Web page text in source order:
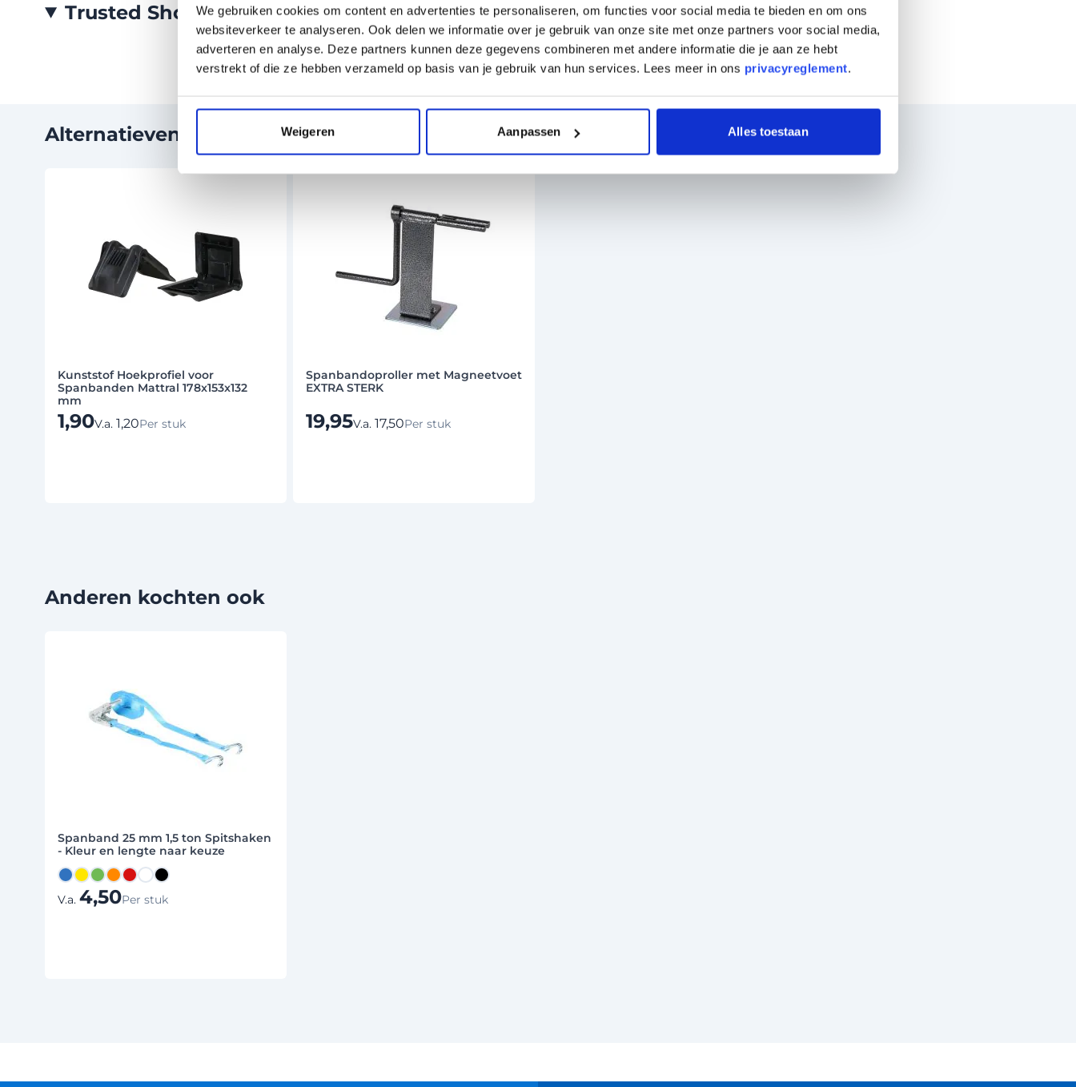
We gebruiken cookies om content en advertenties te personaliseren, om functies voor social media te bieden en om ons
websiteverkeer te analyseren. Ook delen we informatie over je gebruik van onze site met onze partners voor social media,
adverteren en analyse. Deze partners kunnen deze gegevens combineren met andere informatie die je aan ze hebt
verstrekt of die ze hebben verzameld op basis van je gebruik van hun services. Lees meer in ons privacyreglement.
Weigeren Aanpassen Alles toestaan
Trusted Shops Reviews
Alternatieven
Druk om carrousel over te slaan
Kunststof Hoekprofiel voor
Spanbanden Mattral 178x153x132
mm
1,90V.a. 1,20Per stuk
Spanbandoproller met Magneetvoet
EXTRA STERK
19,95V.a. 17,50Per stuk
Anderen kochten ook
Spanband 25 mm 1,5 ton Spitshaken
- Kleur en lengte naar keuze
Blauw
Geel +1,21
Groen +1,21
Oranje +1,21
Rood +1,21
Wit +1,21
Zwart +0,54
V.a. 4,50Per stuk